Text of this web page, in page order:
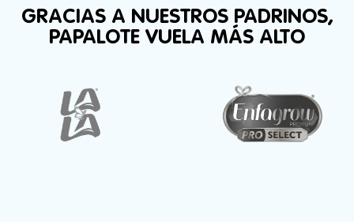
GRACIAS A NUESTROS PADRINOS,
PAPALOTE VUELA MÁS ALTO